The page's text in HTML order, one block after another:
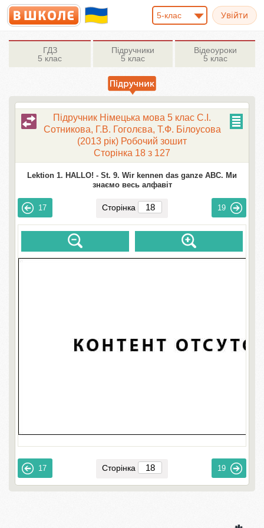
5-клас
ГДЗ
5 клас
Підручники
5 клас
Відеоуроки
5 клас
Підручник Німецька мова 5 клас С.І.
Сотникова, Г.В. Гоголєва, Т.Ф. Білоусова
(2013 рік) Робочий зошит
Сторінка 18 з 127
Lektion 1. HALLO! - St. 9. Wir kennen das ganze ABC. Ми
знаємо весь алфавіт
17 Сторінка 19
17 Сторінка 19